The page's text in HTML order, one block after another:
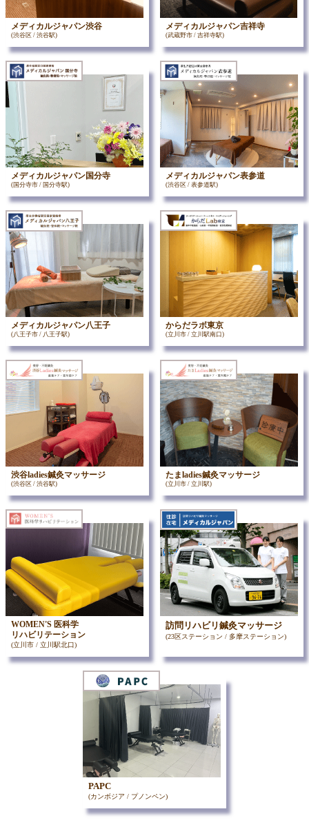
メディカルジャパン渋谷
(渋谷区 / 渋谷駅)
メディカルジャパン吉祥寺
(武蔵野市 / 吉祥寺駅)
メディカルジャパン国分寺
(国分寺市 / 国分寺駅)
メディカルジャパン表参道
(渋谷区 / 表参道駅)
メディカルジャパン八王子
(八王子市 / 八王子駅)
からだラボ東京
(立川市 / 立川駅南口)
渋谷ladies鍼灸マッサージ
(渋谷区 / 渋谷駅)
たまladies鍼灸マッサージ
(立川市 / 立川駅)
WOMEN'S 医科学
リハビリテーション
(立川市 / 立川駅北口)
訪問リハビリ鍼灸マッサージ
(23区ステーション / 多摩ステーション)
PAPC
(カンボジア / プノンペン)